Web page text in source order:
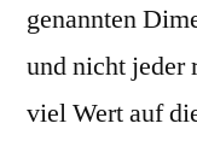
genannten
und nicht jeder
viel Wert auf